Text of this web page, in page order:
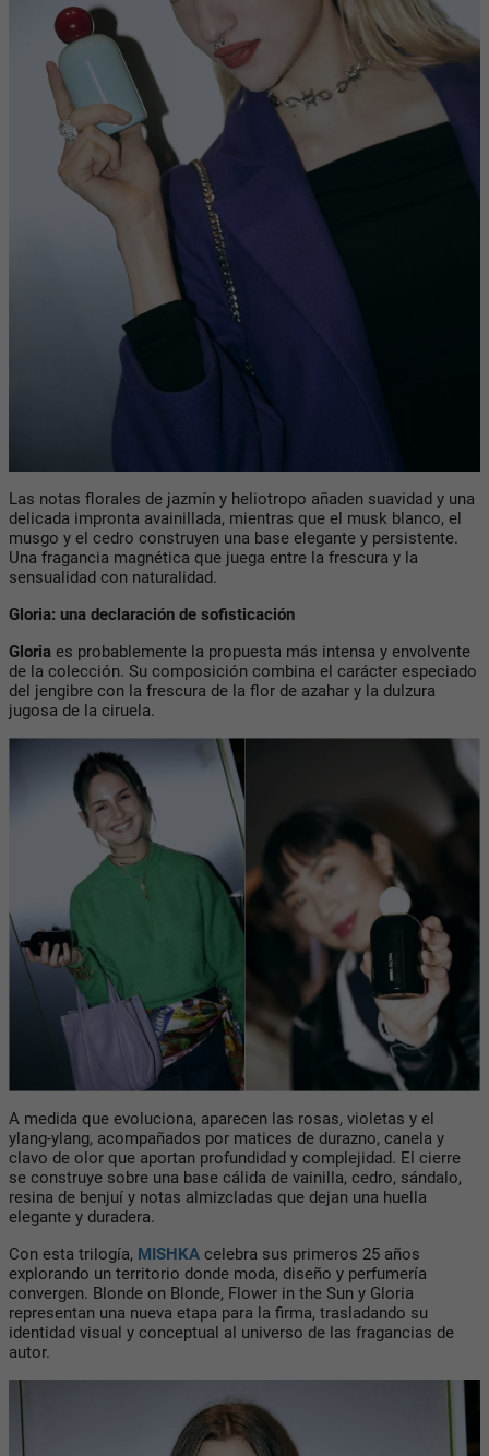
Las notas florales de jazmín y heliotropo añaden suavidad y una
delicada impronta avainillada, mientras que el musk blanco, el
musgo y el cedro construyen una base elegante y persistente.
Una fragancia magnética que juega entre la frescura y la
sensualidad con naturalidad.
Gloria: una declaración de sofisticación
Gloria es probablemente la propuesta más intensa y envolvente
de la colección. Su composición combina el carácter especiado
del jengibre con la frescura de la flor de azahar y la dulzura
jugosa de la ciruela.
A medida que evoluciona, aparecen las rosas, violetas y el
ylang-ylang, acompañados por matices de durazno, canela y
clavo de olor que aportan profundidad y complejidad. El cierre
se construye sobre una base cálida de vainilla, cedro, sándalo,
resina de benjuí y notas almizcladas que dejan una huella
elegante y duradera.
Con esta trilogía, MISHKA celebra sus primeros 25 años
explorando un territorio donde moda, diseño y perfumería
convergen. Blonde on Blonde, Flower in the Sun y Gloria
representan una nueva etapa para la firma, trasladando su
identidad visual y conceptual al universo de las fragancias de
autor.